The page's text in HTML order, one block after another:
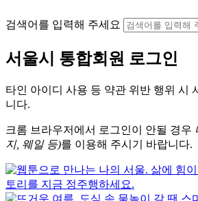
검색어를 입력해 주세요
서울시 통합회원 로그인
타인 아이디 사용 등 약관 위반 행위 시
니다.
크롬 브라우저에서 로그인이 안될 경우
지, 웨일 등)를 이용해 주시기 바랍니다.